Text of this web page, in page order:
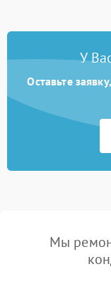
У
Оставьте
Мы